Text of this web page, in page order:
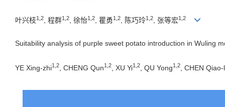
叶兴枝1,2 , 程群1,2 , 徐怡1,2 , 瞿勇1,2 , 陈巧玲1,2 , 张等宏1,2
Suitability analysis of purple sweet potato introduction in Wuling
YE Xing-zhi1,2 , CHENG Qun1,2 , XU Yi1,2 , QU Yong1,2 , CHEN